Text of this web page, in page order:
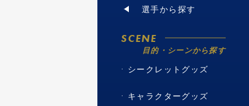
選手から探す
SCENE
目的・シーンから探す
シークレットグッズ
キャラクターグッズ